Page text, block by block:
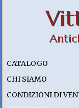
CATALOGO
CHI SIAMO
CONDIZIONI DI